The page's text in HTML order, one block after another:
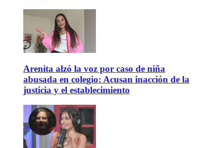
Arenita alzó la voz por caso de niña
abusada en colegio: Acusan inacción de la
justicia y el establecimiento